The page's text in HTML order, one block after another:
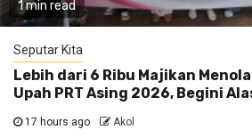
1 min read
Seputar Kita
Lebih dari 6 Ribu Majikan
Upah PRT Asing 2026, Begini
17 hours ago Akol